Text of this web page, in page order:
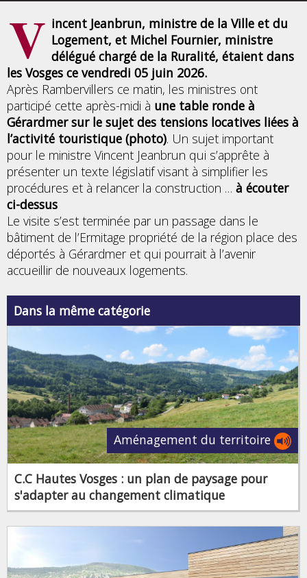
V incent Jeanbrun, ministre de la Ville et du
Logement, et Michel Fournier, ministre
délégué chargé de la Ruralité, étaient dans
les Vosges ce vendredi 05 juin 2026.
Après Rambervillers ce matin, les ministres ont
participé cette après-midi à une table ronde à
Gérardmer sur le sujet des tensions locatives liées à
l’activité touristique (photo). Un sujet important
pour le ministre Vincent Jeanbrun qui s’apprête à
présenter un texte législatif visant à simplifier les
procédures et à relancer la construction … à écouter
ci-dessus
Le visite s’est terminée par un passage dans le
bâtiment de l’Ermitage propriété de la région place des
déportés à Gérardmer et qui pourrait à l’avenir
accueillir de nouveaux logements.
Dans la même catégorie
Aménagement du territoire
C.C Hautes Vosges : un plan de paysage pour
s'adapter au changement climatique